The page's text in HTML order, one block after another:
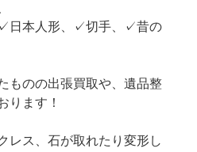
日本人形、✓切手、✓昔の
ものの出張買取や、遺品整
ります！
レス、石が取れたり変形し